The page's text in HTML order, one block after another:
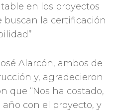
en los proyectos
buscan la certificación
Alarcón, ambos de
y, agradecieron
que “Nos ha costado,
año con el proyecto, y